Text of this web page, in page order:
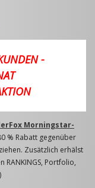
-
Morningstar-
% Rabatt gegenüber
Zusätzlich erhälst
RANKINGS, Portfolio,